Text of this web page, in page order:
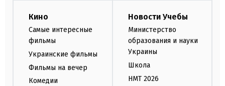
Кино
Самые интересные
фильмы
Украинские фильмы
Фильмы на вечер
Комедии
Новости Учебы
Министерство
образования и науки
Украины
Школа
НМТ 2026